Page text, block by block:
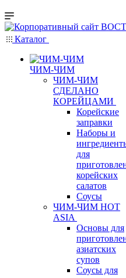
Каталог
ЧИМ-ЧИМ
ЧИМ-ЧИМ
СДЕЛАНО
КОРЕЙЦАМИ
Корейские
заправки
Наборы и
для
корейских
салатов
Соусы
ЧИМ-ЧИМ HOT
ASIA
Основы для
азиатских
супов
Соусы для